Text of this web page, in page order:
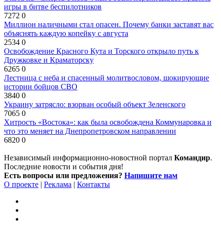
игры в битве беспилотников
7272 0
Миллион наличными стал опасен. Почему банки заставят вас
объяснять каждую копейку с августа
2534 0
Освобождение Красного Кута и Торского открыло путь к
Дружковке и Краматорску
6265 0
Лестница с неба и спасенный молитвословом, шокирующие
истории бойцов СВО
3840 0
Украину затрясло: взорван особый объект Зеленского
7065 0
Хитрость «Востока»: как была освобождена Коммунаровка и
что это меняет на Днепропетровском направлении
6820 0
Независимый информационно-новостной портал Командир.
Последние новости и события дня!
Есть вопросы или предложения? Напишите нам
О проекте | Реклама | Контакты